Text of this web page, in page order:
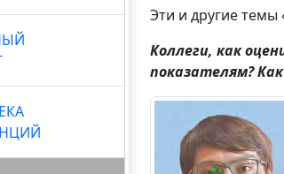
Эти и другие
Коллеги, как
показателям?